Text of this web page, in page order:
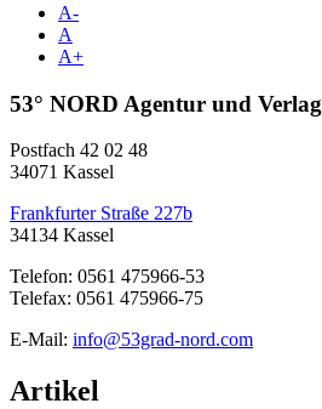
A-
A
A+
53° NORD Agentur und Verlag
Postfach 42 02 48
34071 Kassel
Frankfurter Straße 227b
34134 Kassel
Telefon: 0561 475966-53
Telefax: 0561 475966-75
E-Mail: info@53grad-nord.com
Artikel